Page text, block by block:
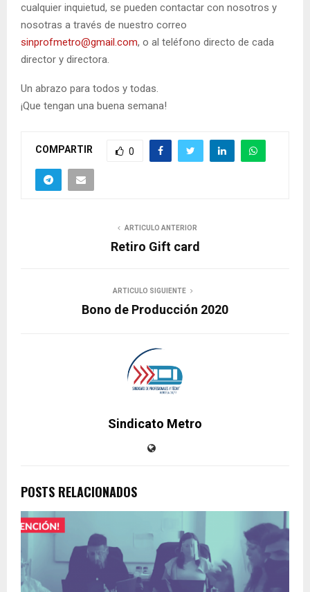
cualquier inquietud, se pueden contactar con nosotros y
nosotras a través de nuestro correo
sinprofmetro@gmail.com, o al teléfono directo de cada
director y directora.
Un abrazo para todos y todas.
¡Que tengan una buena semana!
COMPARTIR 0
ARTICULO ANTERIOR
Retiro Gift card
ARTICULO SIGUIENTE
Bono de Producción 2020
Sindicato Metro
POSTS RELACIONADOS